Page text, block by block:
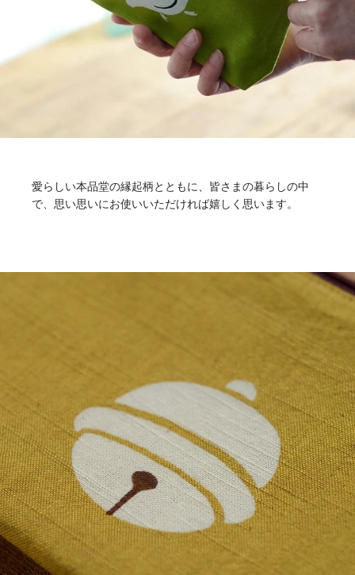
愛らしい本品堂の縁起柄とともに、皆さまの暮らしの中
で、思い思いにお使いいただければ嬉しく思います。